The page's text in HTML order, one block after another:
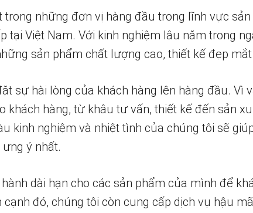
trong những đơn vị hàng đầu trong lĩnh vực
tại Việt Nam. Với kinh nghiệm lâu năm trong
sản phẩm chất lượng cao, thiết kế đẹp
sự hài lòng của khách hàng lên hàng đầu. Vì
khách hàng, từ khâu tư vấn, thiết kế đến sản
kinh nghiệm và nhiệt tình của chúng tôi sẽ
ý nhất.
dài hạn cho các sản phẩm của mình để
đó, chúng tôi còn cung cấp dịch vụ hậu